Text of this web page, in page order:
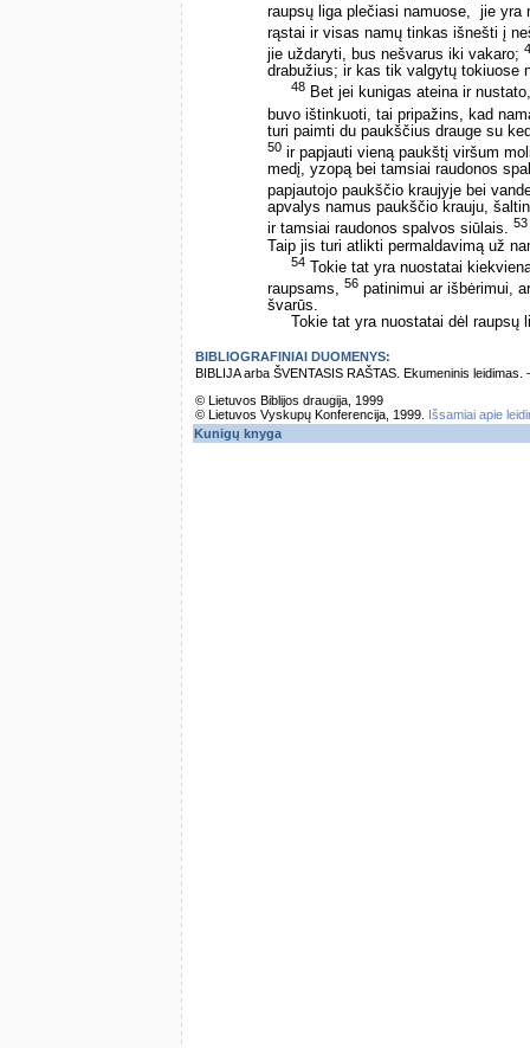
raupsų liga plečiasi namuose, ­ jie yra
rąstai ir visas namų tinkas išnešti į
jie uždaryti, bus nešvarus iki vakaro;
drabužius; ir kas tik valgytų tokiuose
48 Bet jei kunigas ateina ir
buvo ištinkuoti, tai pripažins, kad
turi paimti du paukščius drauge su
50 ir papjauti vieną paukštį viršum
medį, yzopą bei tamsiai raudonos
papjautojo paukščio kraujyje bei
apvalys namus paukščio krauju,
ir tamsiai raudonos spalvos siūlais. 53
Taip jis turi atlikti permaldavimą už
54 Tokie tat yra nuostatai
raupsams, 56 patinimui ar išbėrimui,
švarūs.
Tokie tat yra nuostatai dėl raupsų
BIBLIOGRAFINIAI DUOMENYS:
BIBLIJA arba ŠVENTASIS RAŠTAS. Ekumeninis
© Lietuvos Biblijos draugija, 1999
© Lietuvos Vyskupų Konferencija, 1999.
Išsamiai apie
Kunigų knyga